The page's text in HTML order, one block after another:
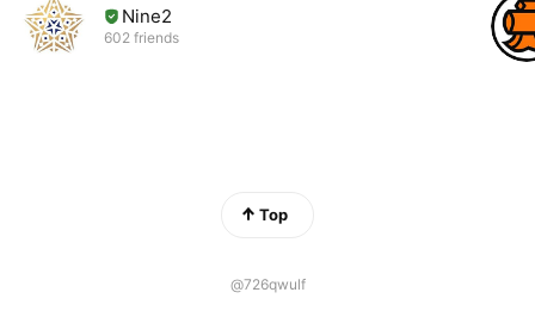
Nine2
602 friends
Top
@726qwulf